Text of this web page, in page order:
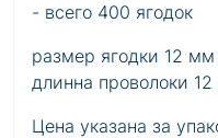
- всего 400 ягодок
размер ягодки 12
длинна проволоки
Цена указана за